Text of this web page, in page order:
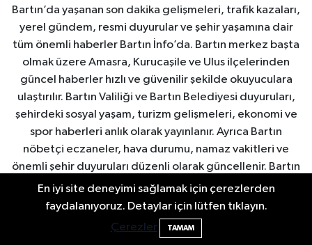
Bartın’da yaşanan son dakika gelişmeleri, trafik kazaları,
yerel gündem, resmi duyurular ve şehir yaşamına dair
tüm önemli haberler Bartın İnfo’da. Bartın merkez başta
olmak üzere Amasra, Kurucaşile ve Ulus ilçelerinden
güncel haberler hızlı ve güvenilir şekilde okuyuculara
ulaştırılır. Bartın Valiliği ve Bartın Belediyesi duyuruları,
şehirdeki sosyal yaşam, turizm gelişmeleri, ekonomi ve
spor haberleri anlık olarak yayınlanır. Ayrıca Bartın
nöbetçi eczaneler, hava durumu, namaz vakitleri ve
önemli şehir duyuruları düzenli olarak güncellenir. Bartın
İnfo, Bartın’ın nabzını tutan güvenilir yerel haber
platformudur.
En iyi site deneyimi sağlamak için çerezlerden
faydalanıyoruz. Detaylar için lütfen tıklayın.
Çerezler
TAMAM